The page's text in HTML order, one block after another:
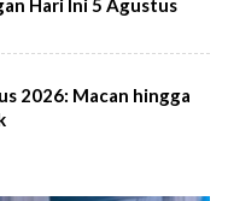
Hari Ini 5 Agustus
2026: Macan hingga